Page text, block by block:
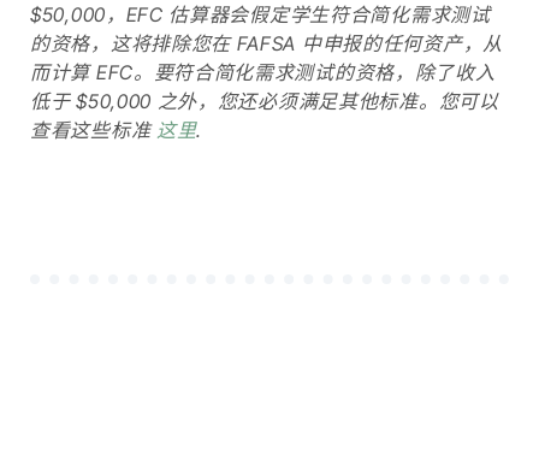
$50,000，EFC 估算器会假定学生符合简化需求测试
的资格，这将排除您在 FAFSA 中申报的任何资产，从
而计算 EFC。要符合简化需求测试的资格，除了收入
低于 $50,000 之外，您还必须满足其他标准。您可以
查看这些标准 这里.